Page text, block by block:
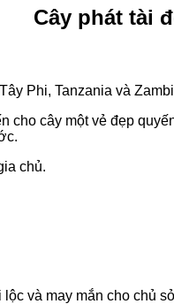
Cây phát tài
Phi, Tanzania và
cây một vẻ đẹp
chủ.
và may mắn cho chủ